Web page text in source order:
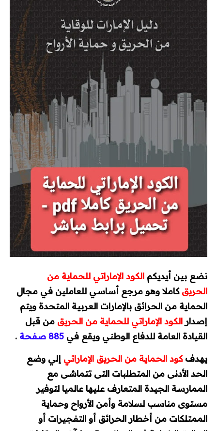
محطات وشبكات
محركات وتحكم
مولدات
تيار خفيف
برامج هندسية
Dialux
Etap
MATLAB
Autocad
REVIT
Ecodial
EKTS
EPLAN
AUTOMATION STUDIO
أكواد ومشاريع تخرج
أكواد الكهرباء
نضع بين أيديكم الكود الإماراتي للحماية من
الحريق كاملا وهو مرجع أساسي للعاملين في مجال
الحماية من الحرائق بالإمارات العربية المتحدة ويتم
إصدار الكود الإماراتي للحماية من الحريق من قبل
القيادة العامة للدفاع الوطني ويقع في 885 صفحة
.
يهدف كود الحماية من الحريق الإماراتي إلي وضع
الحد الأدنى من المتطلبات التى تتماشى مع
الممارسة الجيدة المتعارف عليها عالميا لتوفير
مستوى مناسب لسلامة وأمن الأرواح وحماية
الممتلكات من أخطار الحرائق أو التفجيرات أو